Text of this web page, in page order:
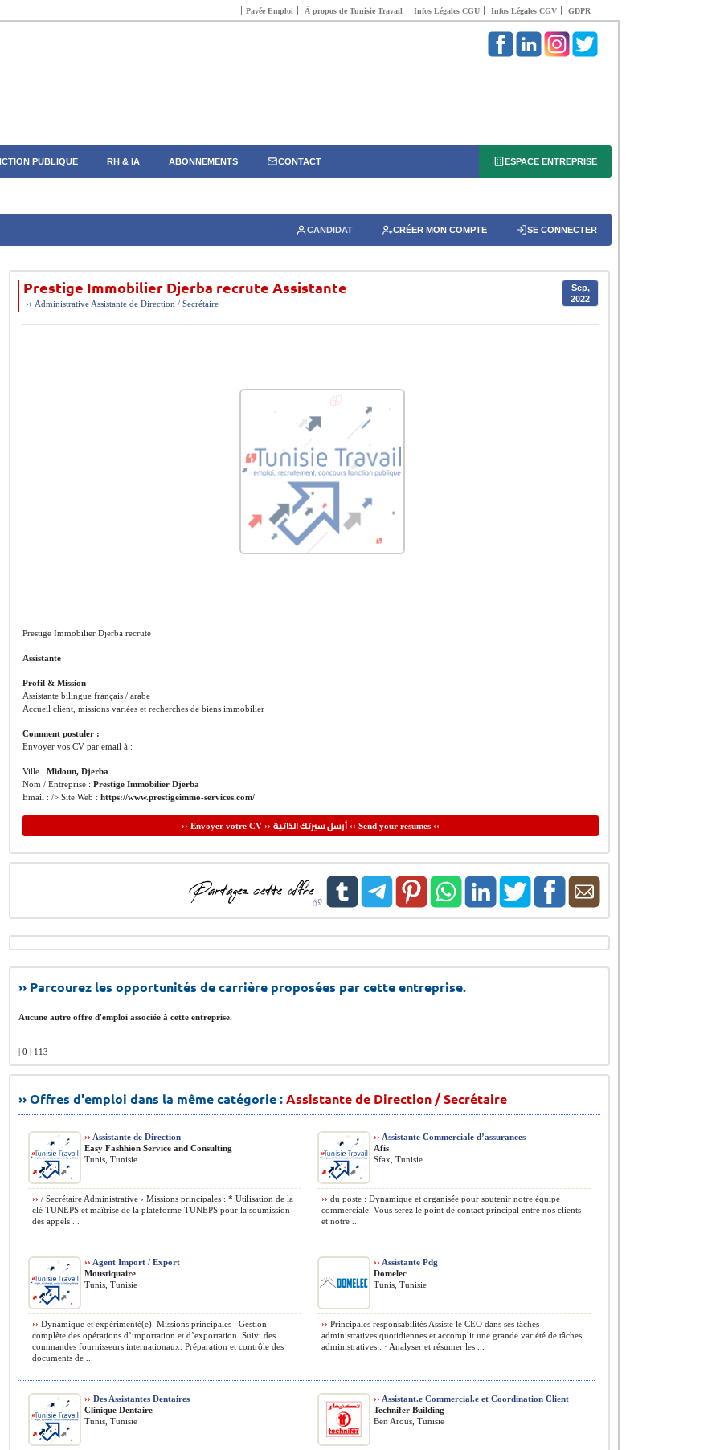
Pavée Emploi À propos de Tunisie Travail Infos Légales CGU Infos Légales CGV GDPR
PUBLIQUE RH & IA ABONNEMENTS CONTACT ESPACE ENTREPRISE
CANDIDAT CRÉER MON COMPTE SE CONNECTER
Prestige Immobilier Djerba recrute Assistante
Sep,
2022
›› Administrative Assistante de Direction / Secrétaire
Prestige Immobilier Djerba recrute
Assistante
Profil & Mission
Assistante bilingue français / arabe
Accueil client, missions variées et recherches de biens immobilier
Comment postuler :
Envoyer vos CV par email à :
Ville : Midoun, Djerba
Nom / Entreprise : Prestige Immobilier Djerba
Email : /> Site Web : https://www.prestigeimmo-services.com/
›› Envoyer votre CV ›› أرسل سيرتك الذاتية‹‹ Send your resumes ‹‹
›› Parcourez les opportunités de carrière proposées par cette entreprise.
Aucune autre offre d'emploi associée à cette entreprise.
| 0 | 113
›› Offres d'emploi dans la même catégorie :Assistante de Direction / Secrétaire
›› Assistante de Direction
Easy Fashhion Service and Consulting
Tunis, Tunisie
›› / Secrétaire Administrative › Missions principales : * Utilisation de la
clé TUNEPS et maîtrise de la plateforme TUNEPS pour la soumission
des appels ...
›› Assistante Commerciale d’assurances
Afis
Sfax, Tunisie
›› du poste : Dynamique et organisée pour soutenir notre équipe
commerciale. Vous serez le point de contact principal entre nos clients
et notre ...
›› Agent Import / Export
Moustiquaire
Tunis, Tunisie
›› Dynamique et expérimenté(e). Missions principales : Gestion
complète des opérations d’importation et d’exportation. Suivi des
commandes fournisseurs internationaux. Préparation et contrôle des
documents de ...
›› Assistante Pdg
Domelec
Tunis, Tunisie
›› Principales responsabilités Assiste le CEO dans ses tâches
administratives quotidiennes et accomplit une grande variété de tâches
administratives : · Analyser et résumer les ...
›› Des Assistantes Dentaires
Clinique Dentaire
Tunis, Tunisie
›› Assistant.e Commercial.e et Coordination Client
Technifer Building
Ben Arous, Tunisie